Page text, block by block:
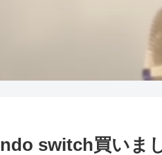
switch買いま